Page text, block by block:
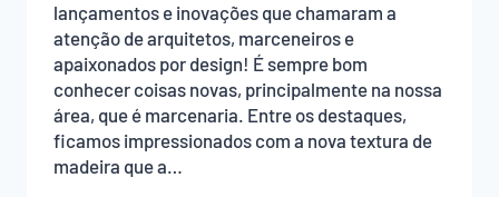
lançamentos e inovações que chamaram a
atenção de arquitetos, marceneiros e
apaixonados por design! É sempre bom
conhecer coisas novas, principalmente na nossa
área, que é marcenaria. Entre os destaques,
ficamos impressionados com a nova textura de
madeira que a…